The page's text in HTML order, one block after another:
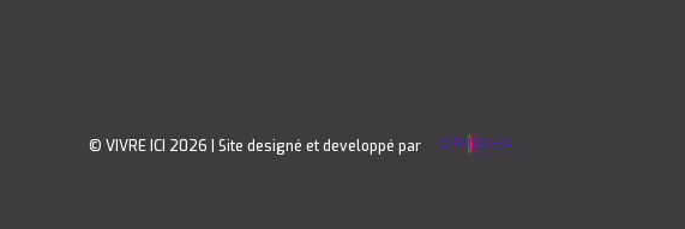
© VIVRE ICI 2026 | Site designé et developpé par